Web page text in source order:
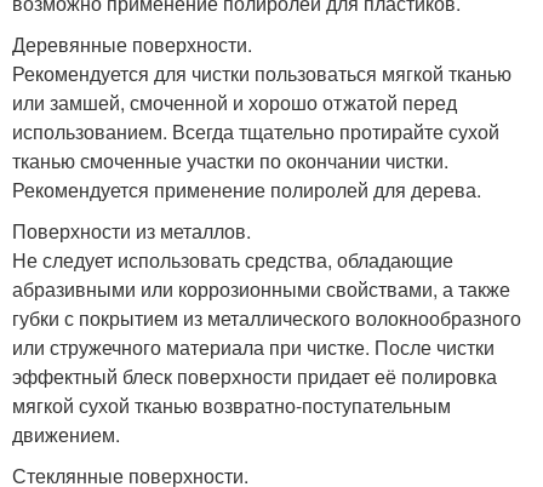
Деревянные поверхности.
Рекомендуется для чистки пользоваться мягкой тканью
или замшей, смоченной и хорошо отжатой перед
использованием. Всегда тщательно протирайте сухой
тканью смоченные участки по окончании чистки.
Рекомендуется применение полиролей для дерева.
Поверхности из металлов.
Не следует использовать средства, обладающие
абразивными или коррозионными свойствами, а также
губки с покрытием из металлического волокнообразного
или стружечного материала при чистке. После чистки
эффектный блеск поверхности придает её полировка
мягкой сухой тканью возвратно-поступательным
движением.
Стеклянные поверхности.